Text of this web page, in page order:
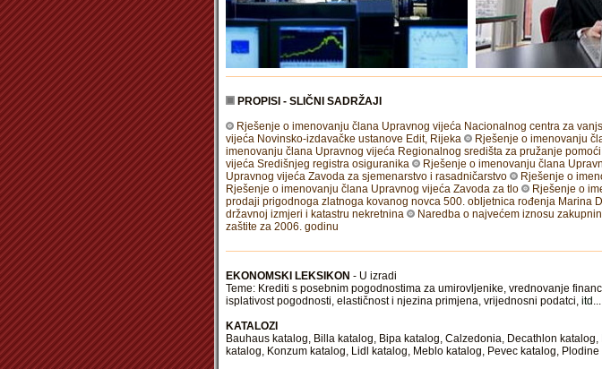
PROPISI - SLIČNI SADRŽAJI
Rješenje o imenovanju člana Upravnog vijeća Nacionalnog centra za
vijeća Novinsko-izdavačke ustanove Edit, Rijeka
Rješenje o imenovanju
imenovanju člana Upravnog vijeća Regionalnog središta za pružanje
vijeća Središnjeg registra osiguranika
Rješenje o imenovanju člana
Upravnog vijeća Zavoda za sjemenarstvo i rasadničarstvo
Rješenje o
Rješenje o imenovanju člana Upravnog vijeća Zavoda za tlo
Rješenje o
prodaji prigodnoga zlatnoga kovanog novca 500. obljetnica rođenja Marina
državnoj izmjeri i katastru nekretnina
Naredba o najvećem iznosu
zaštite za 2006. godinu
EKONOMSKI LEKSIKON - U izradi
Teme: Krediti s posebnim pogodnostima za umirovljenike, vrednovanje
isplativost pogodnosti, elastičnost i njezina primjena, vrijednosni podatci, itd ...
KATALOZI
Bauhaus katalog, Billa katalog, Bipa katalog, Calzedonia, Decathlon
katalog, Konzum katalog, Lidl katalog, Meblo katalog, Pevec katalog, Plodine